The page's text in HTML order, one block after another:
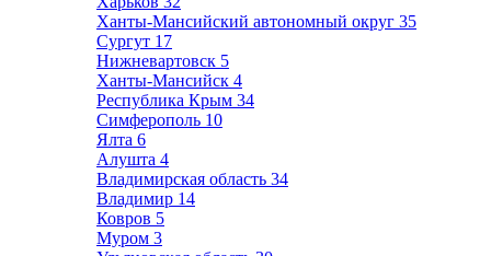
Ханты-Мансийский автономный округ 35
Сургут 17
Нижневартовск 5
Ханты-Мансийск 4
Республика Крым 34
Симферополь 10
Ялта 6
Алушта 4
Владимирская область 34
Владимир 14
Ковров 5
Муром 3